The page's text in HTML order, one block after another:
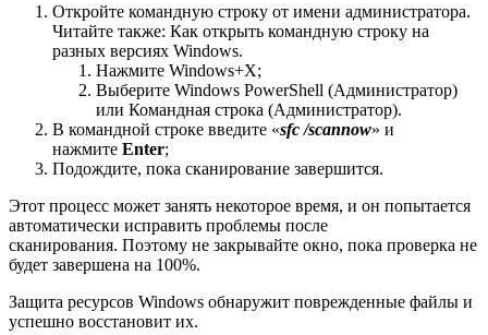
Откройте командную строку от имени администратора.
Читайте также: Как открыть командную строку на
разных версиях Windows.
Нажмите Windows+X;
Выберите Windows PowerShell (Администратор)
или Командная строка (Администратор).
В командной строке введите «sfc /scannow» и
нажмите Enter;
Подождите, пока сканирование завершится.
Этот процесс может занять некоторое время, и он попытается
автоматически исправить проблемы после
сканирования. Поэтому не закрывайте окно, пока проверка не
будет завершена на 100%.
Защита ресурсов Windows обнаружит поврежденные файлы и
успешно восстановит их.